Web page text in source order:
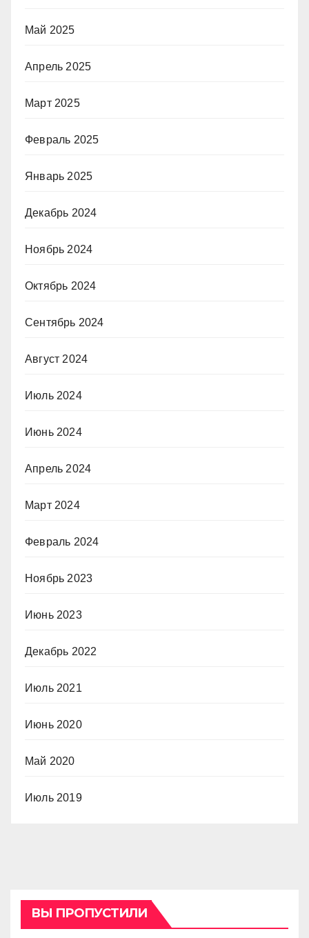
Май 2025
Апрель 2025
Март 2025
Февраль 2025
Январь 2025
Декабрь 2024
Ноябрь 2024
Октябрь 2024
Сентябрь 2024
Август 2024
Июль 2024
Июнь 2024
Апрель 2024
Март 2024
Февраль 2024
Ноябрь 2023
Июнь 2023
Декабрь 2022
Июль 2021
Июнь 2020
Май 2020
Июль 2019
ВЫ ПРОПУСТИЛИ